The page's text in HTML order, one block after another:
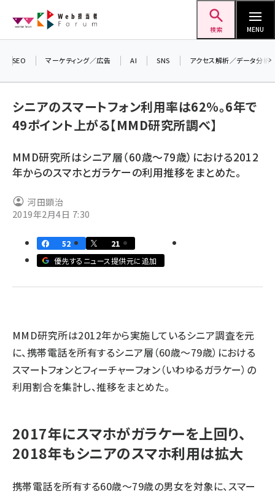
ン
検索 MENU
ai (2811)
note (2315)
z世代 (1623)
SEO マーケティング／広告 AI SNS アクセス解析／データ分析
シニアのスマートフォン利用率は62％。6年で
49ポイント上がる【MMD研究所調べ】
MMD研究所はシニア層（60歳～79歳）における2012
年からのスマホとガラケーの利用推移をまとめた。
河田顕治
2019年2月4日 7:30
52
21
優先するニュース提供元に追加
MMD研究所は2012年から実施しているシニア調査を元
に、携帯電話を所有するシニア層（60歳～79歳）における
スマートフォンとフィーチャーフォン（いわゆるガラケー）の
利用割合を集計し、推移をまとめた。
2017年にスマホがガラケーを上回り、
2018年もシニアのスマホ利用は拡大
携帯電話を所有する60歳～79歳の男女を対象に、スマー
＼ 8
生成
るセ